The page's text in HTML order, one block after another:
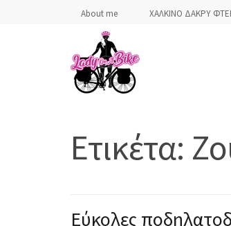
About me ΧΑΛΚΙΝΟ ΔΑΚΡΥ
Ετικέτα:
Εύκολες